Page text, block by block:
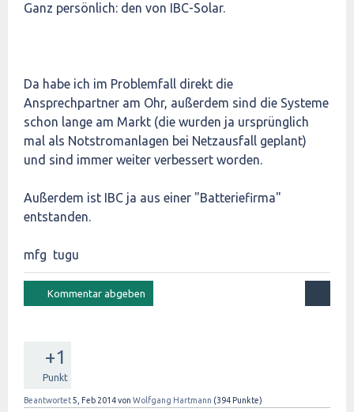
Ganz persönlich: den von IBC-Solar.
Da habe ich im Problemfall direkt die
Ansprechpartner am Ohr, außerdem sind die Systeme
schon lange am Markt (die wurden ja ursprünglich
mal als Notstromanlagen bei Netzausfall geplant)
und sind immer weiter verbessert worden.
Außerdem ist IBC ja aus einer "Batteriefirma"
entstanden.
mfg tugu
+1
Punkt
Beantwortet5, Feb 2014von Wolfgang Hartmann (394 Punkte)